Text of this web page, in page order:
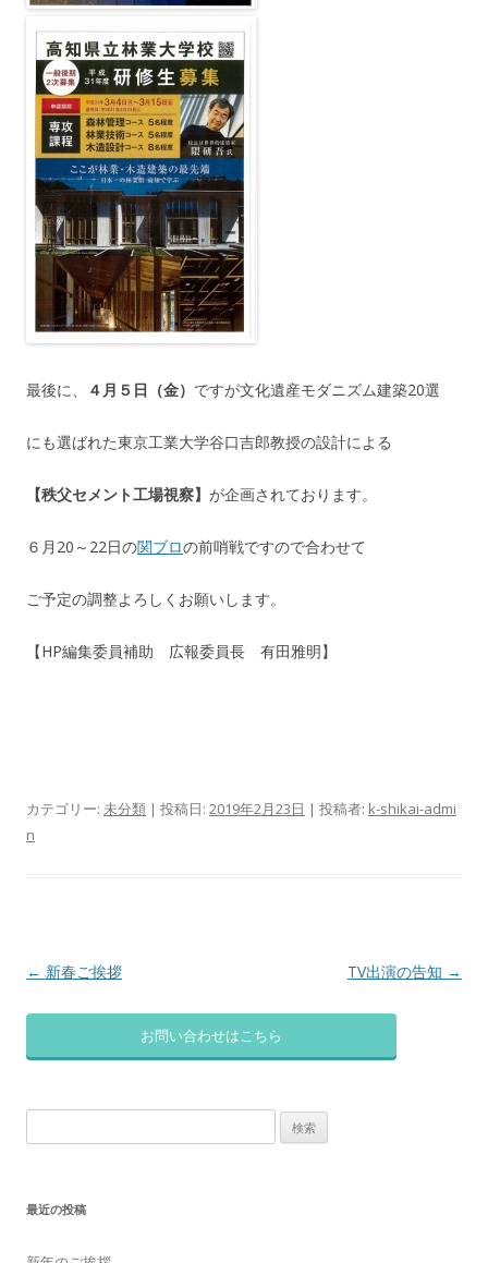
最後に、 ４月５日（金） ですが文化遺産モダニズム建築20選
にも選ばれた東京工業大学谷口吉郎教授の設計による
【秩父セメント工場視察】 が企画されております。
６月20～22日の関ブロの前哨戦ですので合わせて
ご予定の調整よろしくお願いします。
【HP編集委員補助 広報委員長 有田雅明】
カテゴリー: 未分類 | 投稿日: 2019年2月23日 | 投稿者: k-shikai-admi
n
投
ビ
ン
← 新春ご挨拶 TV出演の告知 →
お問い合わせはこちら
索:
最近の投稿